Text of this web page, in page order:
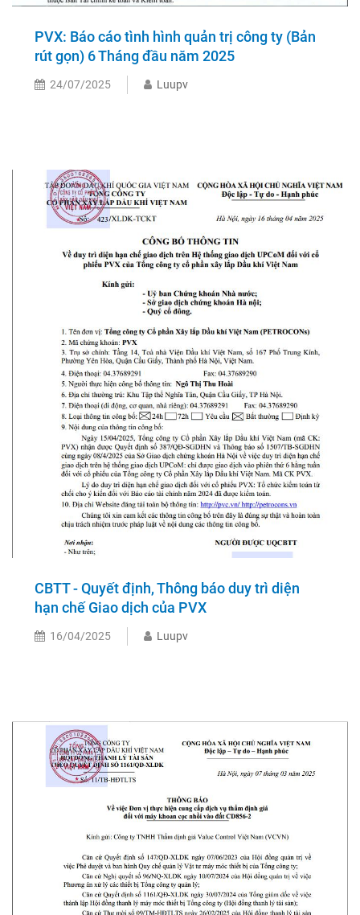
PVX: Báo cáo tình hình quản trị công ty (Bản
rút gọn) 6 Tháng đầu năm 2025
24/07/2025 Luupv
CBTT - Quyết định, Thông báo duy trì diện
hạn chế Giao dịch của PVX
16/04/2025 Luupv